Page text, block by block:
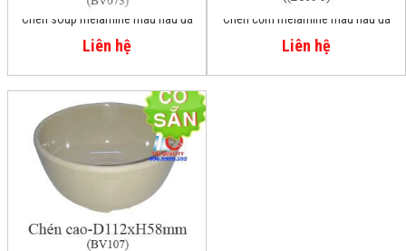
Chén soup melamine màu nâu đá
BV073-4
Liên hệ
Chén cơm melamine màu nâu đá
B166-5
Liên hệ